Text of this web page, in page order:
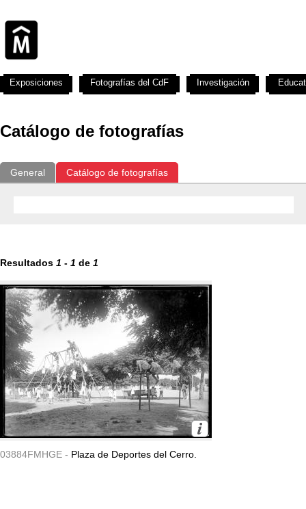
Catálogo de fotografías
General Catálogo de fotografías
Resultados 1 - 1 de 1
03884FMHGE - Plaza de Deportes del Cerro.
Exposiciones Fotografías del CdF Investigación